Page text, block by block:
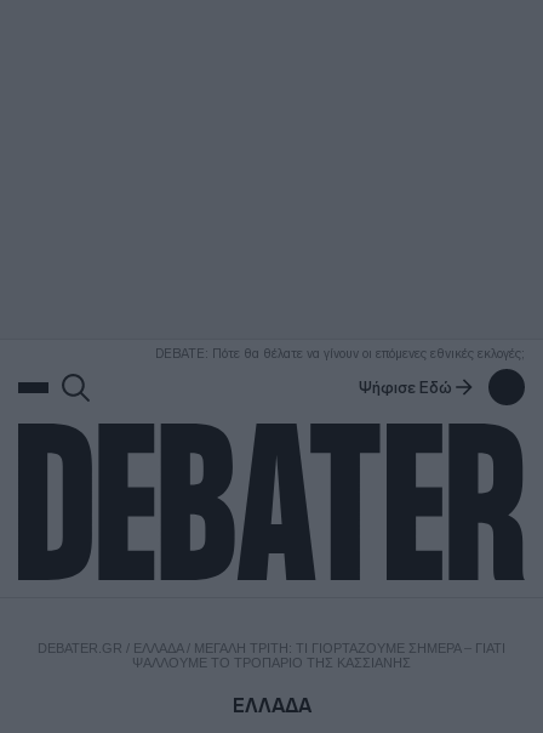
DEBATE: Πότε θα θέλατε να γίνουν οι επόμενες εθνικές εκλογές;
Ψήφισε Εδώ
DEBATER.GR / ΕΛΛΑΔΑ/ ΜΕΓΆΛΗ ΤΡΊΤΗ: ΤΙ ΓΙΟΡΤΆΖΟΥΜΕ ΣΉΜΕΡΑ – ΓΙΑΤΊ
ΨΆΛΛΟΥΜΕ ΤΟ ΤΡΟΠΆΡΙΟ ΤΗΣ ΚΑΣΣΙΑΝΉΣ
ΕΛΛΑΔΑ